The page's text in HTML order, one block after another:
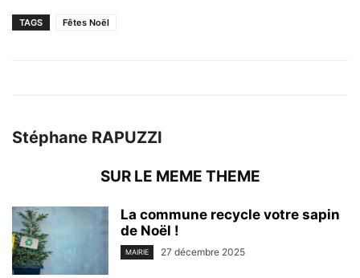
TAGS Fêtes Noël
Stéphane RAPUZZI
SUR LE MEME THEME
La commune recycle votre sapin
de Noël !
MAIRIE 27 décembre 2025